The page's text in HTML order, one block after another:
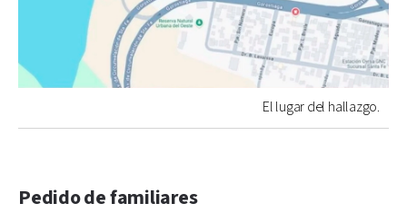
El lugar del hallazgo.
Pedido de familiares